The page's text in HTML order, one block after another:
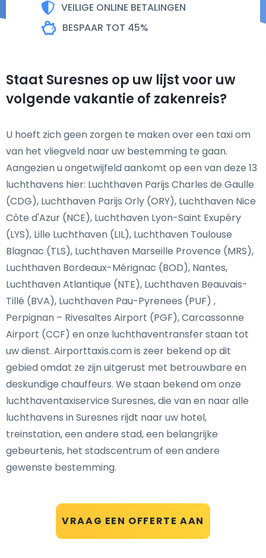
VEILIGE ONLINE BETALINGEN
BESPAAR TOT 45%
VRAAG EEN OFFERTE AAN
Staat Suresnes op uw lijst voor uw
volgende vakantie of zakenreis?
U hoeft zich geen zorgen te maken over een taxi om
van het vliegveld naar uw bestemming te gaan.
Aangezien u ongetwijfeld aankomt op een van deze 13
luchthavens hier: Luchthaven Parijs Charles de Gaulle
(CDG), Luchthaven Parijs Orly (ORY), Luchthaven Nice
Côte d'Azur (NCE), Luchthaven Lyon-Saint Exupéry
(LYS), Lille Luchthaven (LIL), Luchthaven Toulouse
Blagnac (TLS), Luchthaven Marseille Provence (MRS),
Luchthaven Bordeaux-Mérignac (BOD), Nantes,
Luchthaven Atlantique (NTE), Luchthaven Beauvais-
Tillé (BVA), Luchthaven Pau-Pyrenees (PUF) ,
Perpignan – Rivesaltes Airport (PGF), Carcassonne
Airport (CCF) en onze luchthaventransfer staan tot
uw dienst. Airporttaxis.com is zeer bekend op dit
gebied omdat ze zijn uitgerust met betrouwbare en
deskundige chauffeurs. We staan bekend om onze
luchthaventaxiservice Suresnes, die van en naar alle
luchthavens in Suresnes rijdt naar uw hotel,
treinstation, een andere stad, een belangrijke
gebeurtenis, het stadscentrum of een andere
gewenste bestemming.